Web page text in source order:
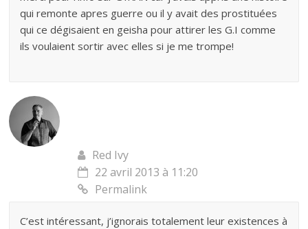
qui remonte apres guerre ou il y avait des prostituées
qui ce dégisaient en geisha pour attirer les G.I comme
ils voulaient sortir avec elles si je me trompe!
Red Ivy
22 avril 2013 à 11:20
Permalink
C’est intéressant, j’ignorais totalement leur existences à